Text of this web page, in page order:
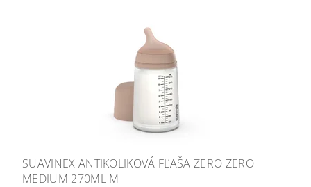
SUAVINEX ANTIKOLIKOVÁ FĽAŠA ZERO ZERO
MEDIUM 270ML M